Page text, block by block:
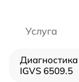
Услуга
IGVS 6509.5